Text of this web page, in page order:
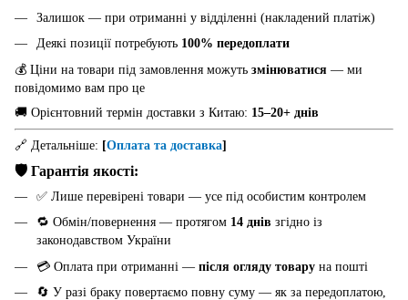
Залишок — при отриманні у відділенні (накладений платіж)
Деякі позиції потребують 100% передоплати
💰 Ціни на товари під замовлення можуть змінюватися — ми
повідомимо вам про це
🚚 Орієнтовний термін доставки з Китаю: 15–20+ днів
🔗 Детальніше: [Оплата та доставка]
🛡️ Гарантія якості:
✅ Лише перевірені товари — усе під особистим контролем
🔁 Обмін/повернення — протягом 14 днів згідно із
законодавством України
💳 Оплата при отриманні — після огляду товару на пошті
🔄 У разі браку повертаємо повну суму — як за передоплатою,